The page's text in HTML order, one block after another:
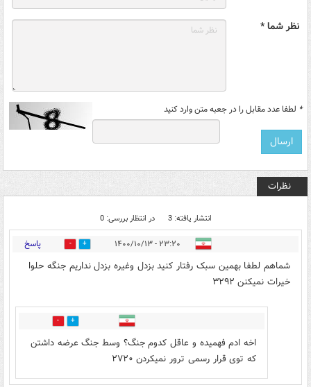
نظر شما *
* لطفا عدد مقابل را در جعبه متن وارد کنید
نظرات
انتشار یافته: 3 در انتظار بررسی: 0
۲۳:۲۰ - ۱۴۰۰/۱۰/۱۳ 2 پاسخ
شماهم لطفا بهمین سبک رفتار کنید بزدل وغیره بزدل نداریم جنگه حلوا
خیرات نمیکنن ۳۲۹۲
0
اخه ادم فهمیده و عاقل کدوم جنگ؟ وسط جنگ عرضه داشتن
که توی قرار رسمی ترور نمیکردن ۲۷۲۰